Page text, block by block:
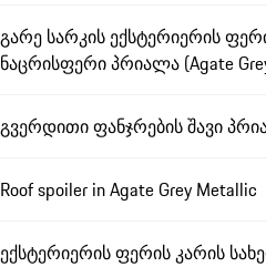
გარე სარკის ექსტერიერის
ნაცრისფერი პრიალა (Agate
გვერდითი ფანჯრების შავი
Roof spoiler in Agate Grey Metallic
ექსტერიერის ფერის კარის